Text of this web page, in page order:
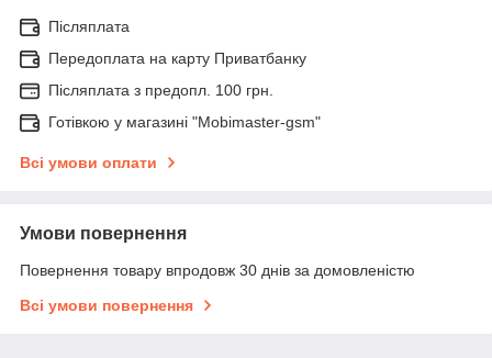
Післяплата
Передоплата на карту Приватбанку
Післяплата з предопл. 100 грн.
Готівкою у магазині "Mobimaster-gsm"
Всі умови оплати
Умови повернення
Повернення товару впродовж 30 днів за домовленістю
Всі умови повернення